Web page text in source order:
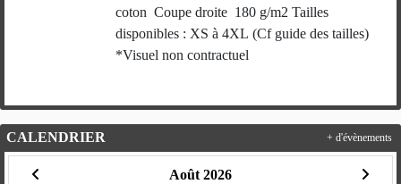
coton Coupe droite 180 g/m2 Tailles
disponibles : XS à 4XL (Cf guide des tailles)
*Visuel non contractuel
CALENDRIER
Août 2026
+ d'évènements